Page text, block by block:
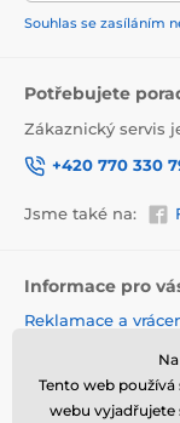
Souhlas se zasíláním
Potřebujete
Zákaznický servis
+420 770 330
Jsme také na:
Informace pro
Reklamace a
Obchodní podmínky
Ochrana osobních
Hodnocení
Tento web
webu vyjadřujete